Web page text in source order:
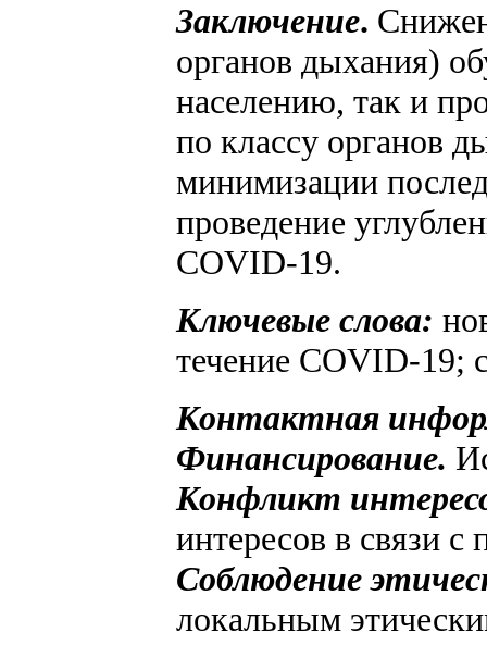
Заключение.
органов дыхания)
населению, так и
по классу органов
минимизации
проведение
COVID-19.
Ключевые слова:
течение COVID-19;
Контактная
Финансирование.
Конфликт
интересов в связи с
Соблюдение
локальным